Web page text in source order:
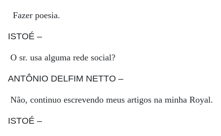
Fazer poesia.
ISTOÉ –
O sr. usa alguma rede social?
ANTÔNIO DELFIM NETTO –
Não, continuo escrevendo meus artigos na minha Royal.
ISTOÉ –